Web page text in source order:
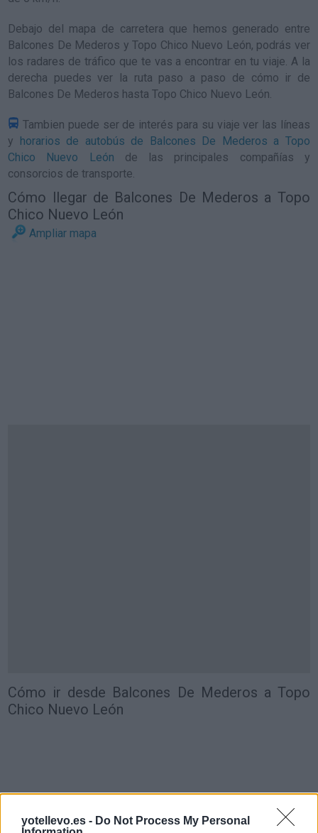
yotellevo.es - Do Not Process My Personal
Debajo del mapa de carretera que hemos generado entre
Balcones De Mederos y Topo Chico Nuevo León, podrás ver
los radares de tráfico que te vas a encontrar en tu viaje. A la
derecha puedes ver la ruta paso a paso de cómo ir de
Balcones De Mederos hasta Topo Chico Nuevo León.
Tambien puede ser de interés para su viaje ver las líneas
y horarios de autobús de Balcones De Mederos a Topo
Chico Nuevo León de las principales compañías y
consorcios de transporte.
Cómo llegar de Balcones De Mederos a Topo
Chico Nuevo León
Ampliar mapa
Cómo ir desde Balcones De Mederos a Topo
Chico Nuevo León